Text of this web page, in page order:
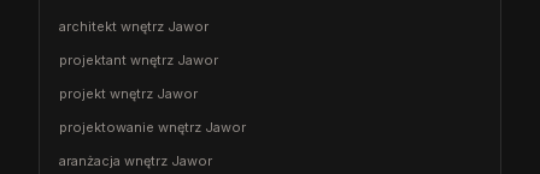
architekt wnętrz Jawor
projektant wnętrz Jawor
projekt wnętrz Jawor
projektowanie wnętrz Jawor
aranżacja wnętrz Jawor